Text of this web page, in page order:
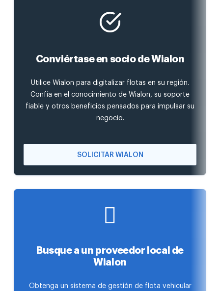
Conviértase en socio de Wialon
Utilice Wialon para digitalizar flotas en su región.
Confía en el conocimiento de Wialon, su soporte
fiable y otros beneficios pensados para impulsar su
negocio.
SOLICITAR WIALON
Busque a un proveedor local de
Wialon
Obtenga un sistema de gestión de flota vehicular